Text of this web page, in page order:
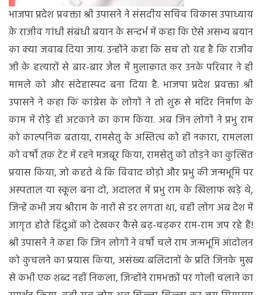
भाजपा प्रदेश प्रवक्ता श्री उपासने ने संसदीय सचिव विकास उपाध्याय
के राजीव गांधी संबंधी बयान के सन्दर्भ में कहा कि ऐसे असभ्य बयान
का क्या जवाब दिया जाय. उन्होंने कहा कि सच तो यह है कि राजीव
जी के हत्यारों से बार-बार जेल में मुलाक़ात कर उनके परिवार ने ही
मामले को और संदेहास्पद बना दिया है. भाजपा प्रदेश प्रवक्ता श्री
उपासने ने कहा कि कांग्रेस के लोगों ने तो शुरू से मंदिर निर्माण के
काम में रोड़े ही अटकाने का काम किया. अब जिन लोगों ने प्रभु राम
को काल्पनिक बताया, रामसेतु के अस्तित्व को ही नकारा, रामलला
को वर्षों तक टेंट में रहने मजबूर किया, रामसेतु को तोड़ने का कुत्सित
प्रयास किया, जो कहते थे कि विवाद छोड़ो और प्रभु की जन्मभूमि पर
अस्पताल या स्कूल बना दो, अदालत में प्रभु राम के खिलाफ खड़े थे,
जिन्हें कभी जय श्रीराम के नारों से डर लगता था, वही लोग अब देश में
जागृत होते हिंदुओं को देखकर कैसे बढ़-चढ़कर राम-राम जप रहे हैं!
श्री उपासने ने कहा कि जिन लोगों ने वर्षों चले राम जन्मभूमि आंदोलन
को कुचलने का प्रयास किया, असंख्य बलिदानों के प्रति जिनके मुख
से कभी एक शब्द नहीं निकला, जिन्होंने रामभक्तों पर गोली चलाने का